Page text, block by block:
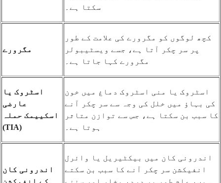
سکتا ہے۔
مگرورے
کچھ لوگوں کو مگرورے کی علامت کے طور
پر سر چکر آتا ہے، جسے ویسٹیبولر
مگرورے کہا جاتا ہے۔
اسٹروک یا
عارضی
اسکییمک حملہ
(TIA)
اسٹروک یا منی اسٹروک دماغ میں خون
کی بہاؤ میں خلل کی وجہ سے سر چکر آنے
کا سبب بن سکتا ہے، جس سے توازن متاثر
ہوتا ہے۔
اندرونی کان
کے انفیکشن
اندرونی کان میں بیکٹیریل یا وائرل
انفیکشن سر چکر آنے کا سبب بن سکتے
ہیں، عام طور پر درد، بخار اور سننے